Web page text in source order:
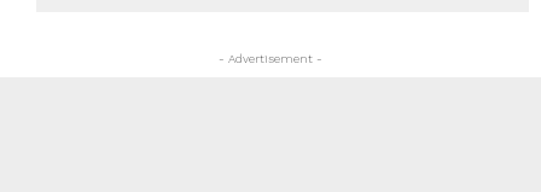
- Advertisement -